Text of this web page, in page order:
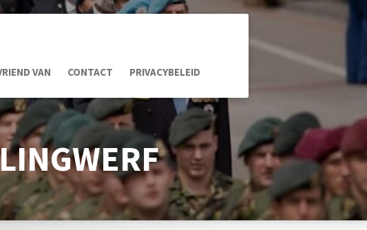
VAN CONTACT PRIVACYBELEID